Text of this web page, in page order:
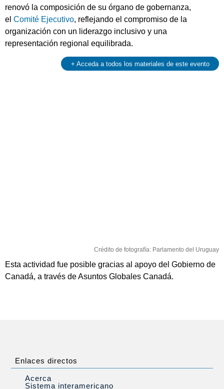
renovó la composición de su órgano de gobernanza,
el Comité Ejecutivo, reflejando el compromiso de la
organización con un liderazgo inclusivo y una
representación regional equilibrada.
+ Acceda a todos los materiales de este evento
Crédito de fotografía: Parlamento del Uruguay
Esta actividad fue posible gracias al apoyo del Gobierno de
Canadá, a través de Asuntos Globales Canadá.
Enlaces directos
Acerca
Sistema interamericano